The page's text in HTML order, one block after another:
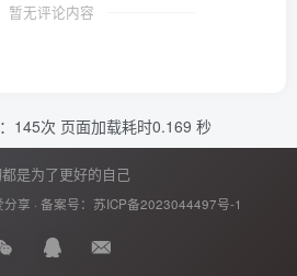
暂无评论内容
145次 页面加载耗时0.169 秒
是为了更好的自己
分享 · 备案号： 苏ICP备2023044497号-1